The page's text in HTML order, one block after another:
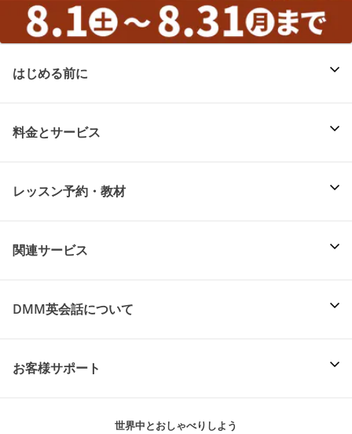
はじめる前に
料金とサービス
レッスン予約・教材
関連サービス
DMM英会話について
お客様サポート
世界中とおしゃべりしよう